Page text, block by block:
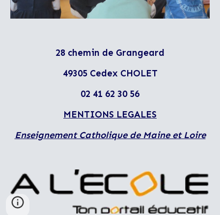
28 chemin de Grangeard
49305 Cedex CHOLET
02 41 62 30 56
MENTIONS LEGALES
Enseignement Catholique de Maine et Loire